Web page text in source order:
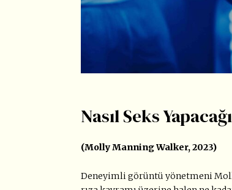
Nasıl Seks
(Molly Manning Walker, 2023)
Deneyimli görüntü yönetmeni